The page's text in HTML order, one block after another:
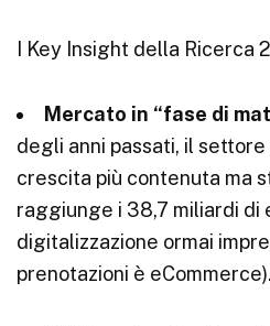
I Key Insight della Ricerca
Mercato in “fase di
degli anni passati, il
crescita più contenuta ma
raggiunge i 38,7 miliardi di
digitalizzazione ormai
prenotazioni è eCommerce).